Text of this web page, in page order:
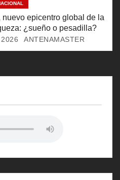
nuevo epicentro global de la
¿sueño o pesadilla?
ANTENAMASTER